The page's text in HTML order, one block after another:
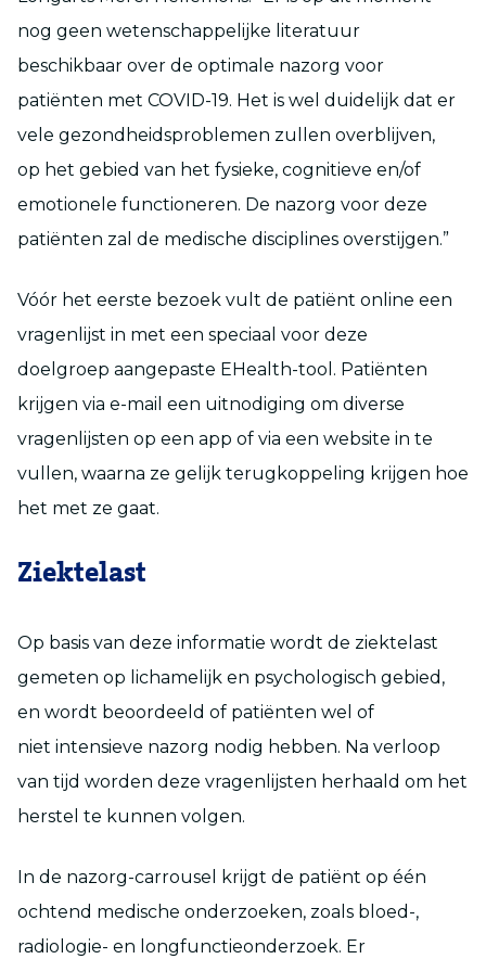
nog geen wetenschappelijke literatuur
beschikbaar over de optimale nazorg voor
patiënten met COVID-19. Het is wel duidelijk dat er
vele gezondheidsproblemen zullen overblijven,
op het gebied van het fysieke, cognitieve en/of
emotionele functioneren. De nazorg voor deze
patiënten zal de medische disciplines overstijgen.”
Vóór het eerste bezoek vult de patiënt online een
vragenlijst in met een speciaal voor deze
doelgroep aangepaste EHealth-tool. Patiënten
krijgen via e-mail een uitnodiging om diverse
vragenlijsten op een app of via een website in te
vullen, waarna ze gelijk terugkoppeling krijgen hoe
het met ze gaat.
Ziektelast
Op basis van deze informatie wordt de ziektelast
gemeten op lichamelijk en psychologisch gebied,
en wordt beoordeeld of patiënten wel of
niet intensieve nazorg nodig hebben. Na verloop
van tijd worden deze vragenlijsten herhaald om het
herstel te kunnen volgen.
In de nazorg-carrousel krijgt de patiënt op één
ochtend medische onderzoeken, zoals bloed-,
radiologie- en longfunctieonderzoek. Er